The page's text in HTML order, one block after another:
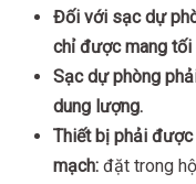
Đối với sạc dự
chỉ được mang tối
Sạc dự phòng
dung lượng.
Thiết bị phải
mạch: đặt trong